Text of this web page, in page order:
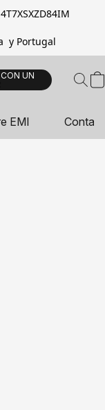
y Portugal
UN
EMI